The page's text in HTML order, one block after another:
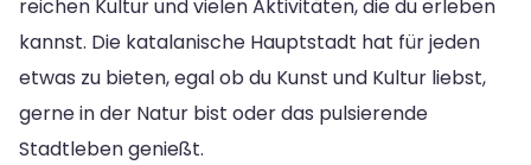
reichen Kultur und vielen Aktivitäten, die du erleben
kannst. Die katalanische Hauptstadt hat für jeden
etwas zu bieten, egal ob du Kunst und Kultur liebst,
gerne in der Natur bist oder das pulsierende
Stadtleben genießt.